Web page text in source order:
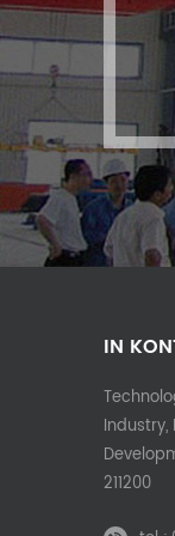
IN
Industry,
211200